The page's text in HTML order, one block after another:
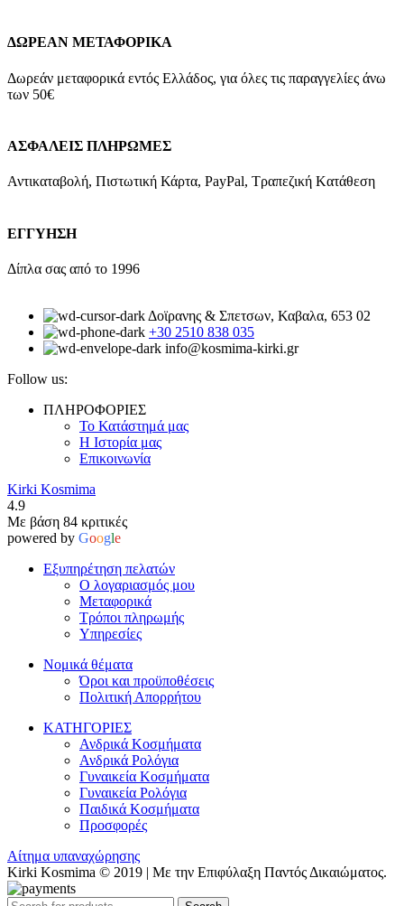
ΔΩΡΕΑΝ ΜΕΤΑΦΟΡΙΚΑ
Δωρεάν μεταφορικά εντός Ελλάδος, για όλες τις παραγγελίες άνω
των 50€
ΑΣΦΑΛΕΙΣ ΠΛΗΡΩΜΕΣ
Αντικαταβολή, Πιστωτική Κάρτα, PayPal, Τραπεζική Kατάθεση
ΕΓΓΥΗΣΗ
Δίπλα σας από το 1996
Δοϊρανης & Σπετσων, Καβαλα, 653 02
+30 2510 838 035
info@kosmima-kirki.gr
Follow us:
ΠΛΗΡΟΦΟΡΙΕΣ
Το Κατάστημά μας
Η Ιστορία μας
Επικοινωνία
Kirki Kosmima
4.9
Με βάση 84 κριτικές
powered by Google
Εξυπηρέτηση πελατών
Ο λογαριασμός μου
Μεταφορικά
Τρόποι πληρωμής
Υπηρεσίες
Νομικά θέματα
Όροι και προϋποθέσεις
Πολιτική Απορρήτου
ΚΑΤΗΓΟΡΙΕΣ
Ανδρικά Κοσμήματα
Ανδρικά Ρολόγια
Γυναικεία Κοσμήματα
Γυναικεία Ρολόγια
Παιδικά Κοσμήματα
Προσφορές
Αίτημα υπαναχώρησης
Kirki Kosmima © 2019 | Με την Επιφύλαξη Παντός Δικαιώματος.